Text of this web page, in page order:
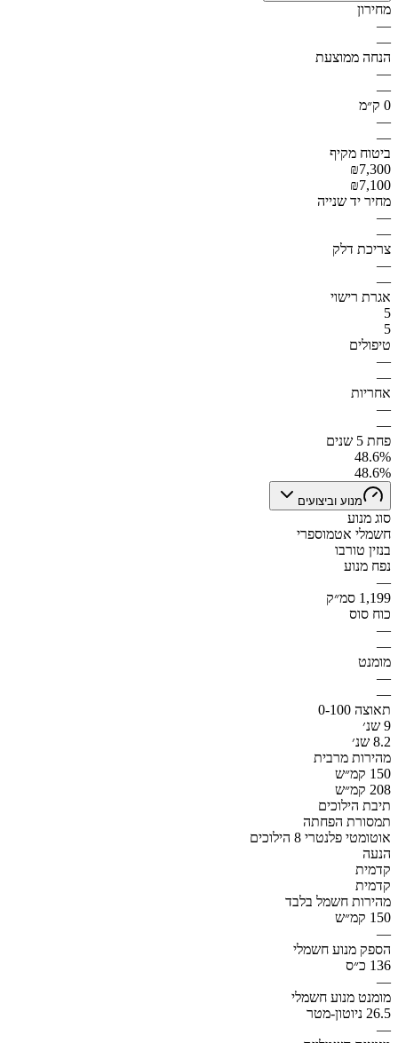
מחירון
—
—
הנחה ממוצעת
—
—
0 ק״מ
—
—
ביטוח מקיף
₪7,300
₪7,100
מחיר יד שנייה
—
—
צריכת דלק
—
—
אגרת רישוי
5
5
טיפולים
—
—
אחריות
—
—
פחת 5 שנים
48.6%
48.6%
מנוע וביצועים
סוג מנוע
חשמלי אטמוספרי
בנזין טורבו
נפח מנוע
—
1,199 סמ״ק
כוח סוס
—
—
מומנט
—
—
תאוצה 0-100
9 שנ׳
8.2 שנ׳
מהירות מרבית
150 קמ״ש
208 קמ״ש
תיבת הילוכים
תמסורת הפחתה
אוטומטי פלנטרי 8 הילוכים
הנעה
קדמית
קדמית
מהירות חשמל בלבד
150 קמ״ש
—
הספק מנוע חשמלי
136 כ״ס
—
מומנט מנוע חשמלי
26.5 ניוטון-מטר
—